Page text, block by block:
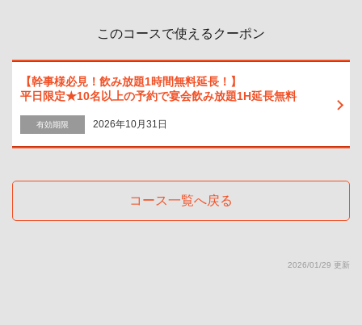
・景虎 超辛口/〆張鶴 花/想天坊 大辛口/越後桜 特選純米/越乃白雁 黒松/（熱
燗・冷酒）
このコースで使えるクーポン
【幹事様必見！飲み放題1時間無料延長！】
平日限定★10名以上の予約で宴会飲み放題1H延長無料
有効期限 2026年10月31日
コース一覧へ戻る
2026/01/29 更新